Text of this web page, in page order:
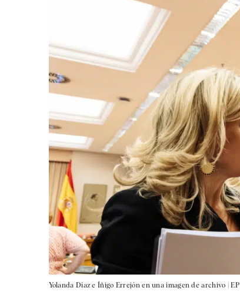
Yolanda Díaz e Íñigo Errejón en una imagen de archivo |EP